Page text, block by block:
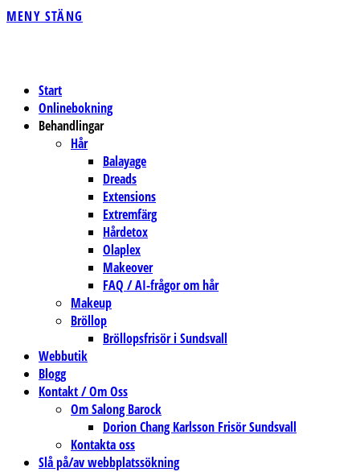
MENY STÄNG
Start
Onlinebokning
Behandlingar
Hår
Balayage
Dreads
Extensions
Extremfärg
Hårdetox
Olaplex
Makeover
FAQ / AI-frågor om hår
Makeup
Bröllop
Bröllopsfrisör i Sundsvall
Webbutik
Blogg
Kontakt / Om Oss
Om Salong Barock
Dorion Chang Karlsson Frisör Sundsvall
Kontakta oss
Slå på/av webbplatssökning